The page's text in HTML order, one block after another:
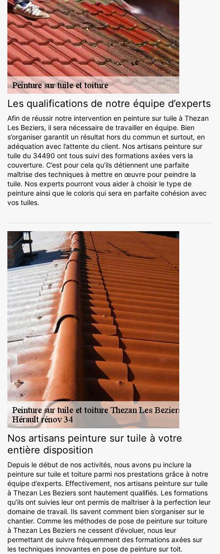
Les qualifications de notre équipe d’experts
Afin de réussir notre intervention en peinture sur tuile à Thezan
Les Beziers, il sera nécessaire de travailler en équipe. Bien
s’organiser garantit un résultat hors du commun et surtout, en
adéquation avec l’attente du client. Nos artisans peinture sur
tuile du 34490 ont tous suivi des formations axées vers la
couverture. C’est pour cela qu’ils détiennent une parfaite
maîtrise des techniques à mettre en œuvre pour peindre la
tuile. Nos experts pourront vous aider à choisir le type de
peinture ainsi que le coloris qui sera en parfaite cohésion avec
vos tuiles.
Nos artisans peinture sur tuile à votre
entière disposition
Depuis le début de nos activités, nous avons pu inclure la
peinture sur tuile et toiture parmi nos prestations grâce à notre
équipe d’experts. Effectivement, nos artisans peinture sur tuile
à Thezan Les Beziers sont hautement qualifiés. Les formations
qu’ils ont suivies leur ont permis de maîtriser à la perfection leur
domaine de travail. Ils savent comment bien s’organiser sur le
chantier. Comme les méthodes de pose de peinture sur toiture
à Thezan Les Beziers ne cessent d’évoluer, nous leur
permettant de suivre fréquemment des formations axées sur
les techniques innovantes en pose de peinture sur toit.